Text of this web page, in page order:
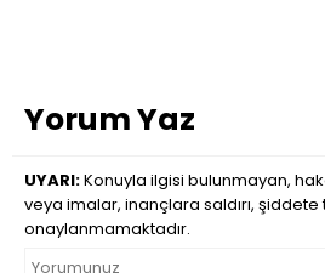
Yorum Yaz
UYARI:Konuyla ilgisi bulunmayan,
veya imalar, inançlara saldırı, şiddete
onaylanmamaktadır.